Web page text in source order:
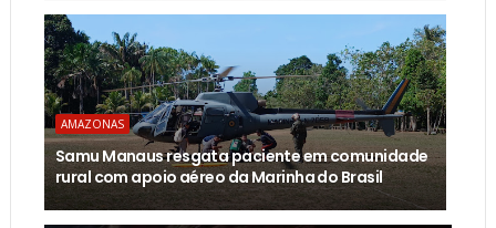
AMAZONAS
Samu Manaus resgata paciente em comunidade
rural com apoio aéreo da Marinha do Brasil